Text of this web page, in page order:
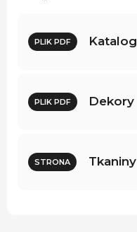
PLIK PDF Katalog
PLIK PDF Dekory
STRONA Tkaniny